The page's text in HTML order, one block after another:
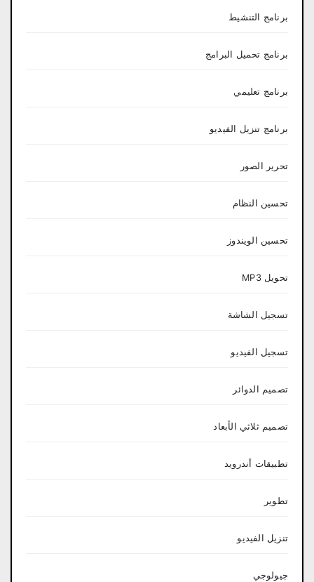
برنامج التنشيط
برنامج تحميل البرامج
برنامج تعليمي
برنامج تنزيل الفيديو
تحرير الصور
تحسين النظام
تحسين الويندوز
تحويل MP3
تسجيل الشاشة
تسجيل الفيديو
تصميم الدوائر
تصميم ثلاثي الأبعاد
تطبيقات أندرويد
تطوير
تنزيل الفيديو
جيولوجي